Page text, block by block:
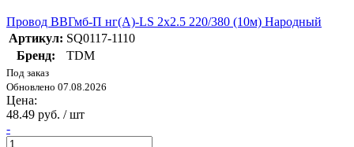
Провод ВВГмб-П нг(А)-LS 2х2.5 220/380 (10м) Народный
Артикул: SQ0117-1110
Бренд:
TDM
Под заказ
Обновлено 07.08.2026
Цена:
48.49 руб. / шт
-